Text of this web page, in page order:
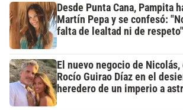
Desde Punta Cana, Pampita
Martín Pepa y se confesó:
falta de lealtad ni de respeto"
El nuevo negocio de
Rocío Guirao Díaz en el
heredero de un imperio a